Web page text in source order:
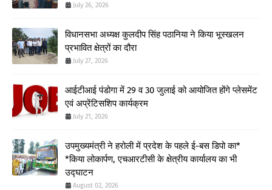
July 26, 2026
विधानसभा अध्यक्ष कुलदीप सिंह पठानिया ने किया भूस्खलन
प्रभावित क्षेत्रों का दौरा
July 27, 2026
आईटीआई पंडोगा में 29 व 30 जुलाई को आयोजित होंगे प्लेसमेंट
एवं अप्रेंटिसशिप कार्यक्रम
July 21, 2026
उपमुख्यमंत्री ने हरोली में प्रदेश के पहले ई-बस डिपो का*
*किया लोकार्पण, एचआरटीसी के क्षेत्रीय कार्यालय का भी
उद्घाटन
August 02, 2026